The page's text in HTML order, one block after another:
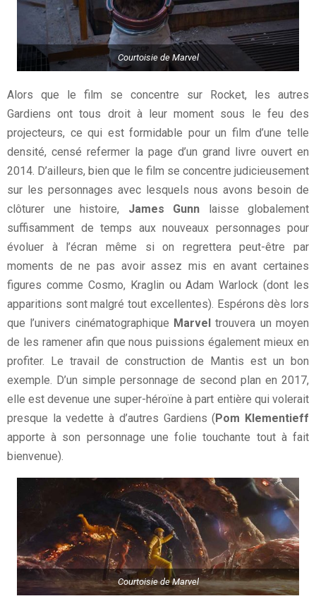
Courtoisie de Marvel
Alors que le film se concentre sur Rocket, les autres
Gardiens ont tous droit à leur moment sous le feu des
projecteurs, ce qui est formidable pour un film d’une telle
densité, censé refermer la page d’un grand livre ouvert en
2014. D’ailleurs, bien que le film se concentre judicieusement
sur les personnages avec lesquels nous avons besoin de
clôturer une histoire, James Gunn laisse globalement
suffisamment de temps aux nouveaux personnages pour
évoluer à l’écran même si on regrettera peut-être par
moments de ne pas avoir assez mis en avant certaines
figures comme Cosmo, Kraglin ou Adam Warlock (dont les
apparitions sont malgré tout excellentes). Espérons dès lors
que l’univers cinématographique Marvel trouvera un moyen
de les ramener afin que nous puissions également mieux en
profiter. Le travail de construction de Mantis est un bon
exemple. D’un simple personnage de second plan en 2017,
elle est devenue une super-héroïne à part entière qui volerait
presque la vedette à d’autres Gardiens (Pom Klementieff
apporte à son personnage une folie touchante tout à fait
bienvenue).
Courtoisie de Marvel